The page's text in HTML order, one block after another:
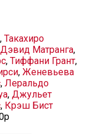
, Такахиро
Дэвид Матранга,
, Тиффани Грант,
, Женевьева
, Леральдо
, Джульет
, Крэш Бист